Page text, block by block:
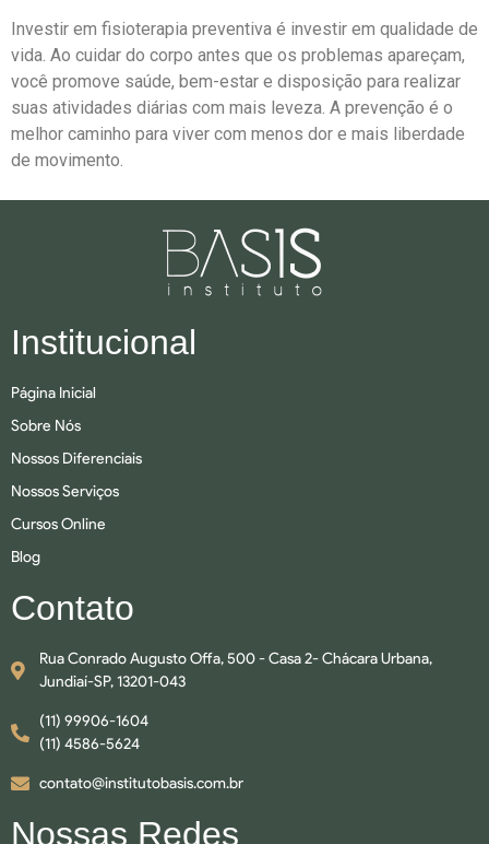
Investir em fisioterapia preventiva é investir em qualidade de
vida. Ao cuidar do corpo antes que os problemas apareçam,
você promove saúde, bem-estar e disposição para realizar
suas atividades diárias com mais leveza. A prevenção é o
melhor caminho para viver com menos dor e mais liberdade
de movimento.
Institucional
Página Inicial
Sobre Nós
Nossos Diferenciais
Nossos Serviços
Cursos Online
Blog
Contato
Rua Conrado Augusto Offa, 500 - Casa 2- Chácara Urbana,
Jundiaí-SP, 13201-043
(11) 99906-1604
(11) 4586-5624
contato@institutobasis.com.br
Nossas Redes